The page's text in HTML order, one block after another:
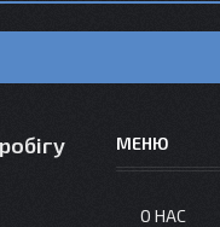
О НАС